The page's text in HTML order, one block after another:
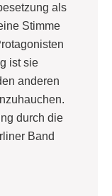
als
Stimme
ist sie
anderen
durch die
Band